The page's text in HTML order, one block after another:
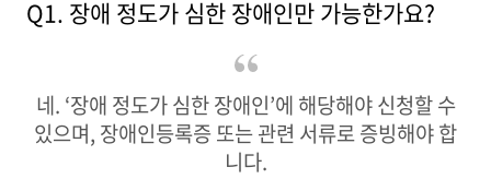
Q1. 장애 정도가 심한 장애인만 가능한가요?
네. ‘장애 정도가 심한 장애인’에 해당해야 신청할 수
있으며, 장애인등록증 또는 관련 서류로 증빙해야 합
니다.